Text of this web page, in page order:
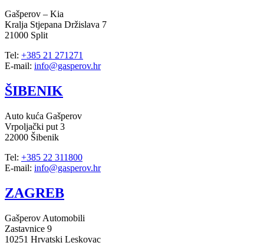
Gašperov – Kia
Kralja Stjepana Držislava 7
21000 Split
Tel: +385 21 271271
E-mail: info@gasperov.hr
ŠIBENIK
Auto kuća Gašperov
Vrpoljački put 3
22000 Šibenik
Tel: +385 22 311800
E-mail: info@gasperov.hr
ZAGREB
Gašperov Automobili
Zastavnice 9
10251 Hrvatski Leskovac